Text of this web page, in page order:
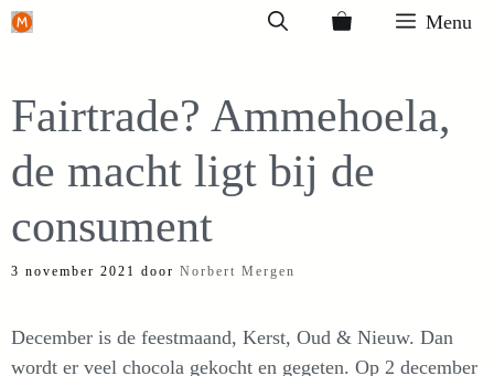
Ga
inhoud
Menu
Fairtrade? Ammehoela,
de macht ligt bij de
consument
3 november 2021 door Norbert Mergen
December is de feestmaand, Kerst, Oud & Nieuw. Dan
wordt er veel chocola gekocht en gegeten. Op 2 december